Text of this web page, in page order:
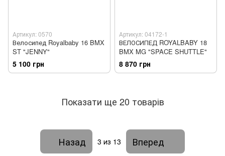
Артикул: 0570
Велосипед Royalbaby 16 BMX
ST "JENNY"
5 100 грн
Артикул: 04172-1
ВЕЛОСИПЕД ROYALBABY 18
BMX MG "SPACE SHUTTLE"
8 870 грн
Показати ще 20 товарів
Назад 3 из 13 Вперед